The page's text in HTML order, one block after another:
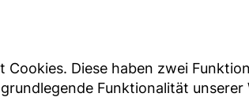
und Milchprodukte sowie Käse und Eier
1 Portion Wurst (ca. 30 g) pro Woche
rotem und weißem Fleisch sorgt
für Krankheiten.
Cookies. Diese haben zwei
Funktionalität unserer